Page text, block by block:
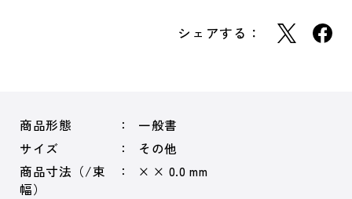
シェアする：
商品形態
一般書
サイズ
その他
商品寸法（/束
幅）
× × 0.0 mm